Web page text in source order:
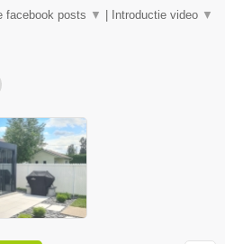
facebook posts ▼ Introductie video ▼